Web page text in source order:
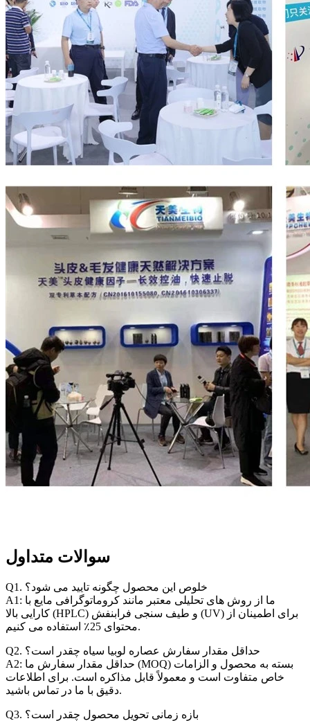
سوالات متداول
Q1. خلوص این محصول چگونه تایید می شود؟
A1: ما از روش های تحلیلی معتبر مانند کروماتوگرافی مایع با
کارایی بالا (HPLC) و طیف سنجی فرابنفش (UV) برای اطمینان از
محتوای 25٪ استفاده می کنیم.
Q2. حداقل مقدار سفارش عصاره لوبیا سیاه چقدر است؟
A2: حداقل مقدار سفارش ما (MOQ) بسته به محصول و الزامات
خاص متفاوت است و معمولاً قابل مذاکره است. برای اطلاعات
دقیق با ما در تماس باشید.
Q3. بازه زمانی تحویل محصول چقدر است؟